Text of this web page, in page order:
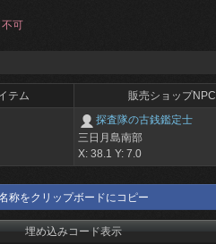
可
テム 販売ショップNPC
探査隊の古銭鑑定士
三日月島南部
X: 38.1 Y: 7.0
称をクリップボードにコピー
埋め込みコード表示